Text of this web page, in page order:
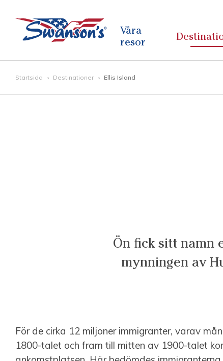
Våra
resor
Startsida Destinationer Ellis Island
Ön fick sitt namn
mynningen av
För de cirka 12 miljoner immigranter, varav
1800-talet och fram till mitten av 1900-talet